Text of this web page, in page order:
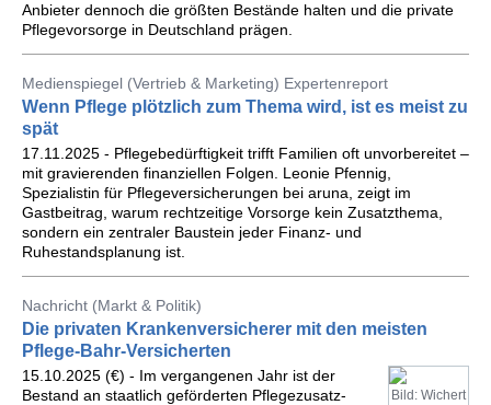
Anbieter dennoch die größten Bestände halten und die private
Pflegevorsorge in Deutschland prägen.
Medienspiegel (Vertrieb & Marketing) Expertenreport
Wenn Pflege plötzlich zum Thema wird, ist es meist zu
spät
17.11.2025 - Pflegebedürftigkeit trifft Familien oft unvorbereitet –
mit gravierenden finanziellen Folgen. Leonie Pfennig,
Spezialistin für Pflegeversicherungen bei aruna, zeigt im
Gastbeitrag, warum rechtzeitige Vorsorge kein Zusatzthema,
sondern ein zentraler Baustein jeder Finanz- und
Ruhestandsplanung ist.
Nachricht (Markt & Politik)
Die privaten Krankenversicherer mit den meisten
Pflege-Bahr-Versicherten
Bild: Wichert
15.10.2025 (€) - Im vergangenen Jahr ist der
Bestand an staatlich geförderten Pflegezusatz-